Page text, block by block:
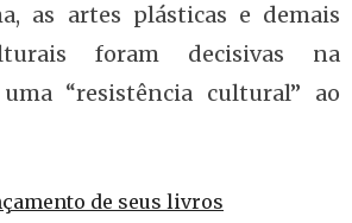
as artes plásticas e demais
foram decisivas na
“resistência cultural” ao
de seus livros